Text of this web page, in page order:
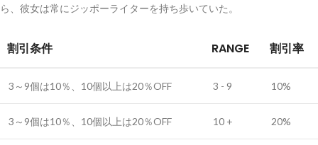
ら、彼女は常にジッポーライターを持ち歩いていた。
割引条件 RANGE 割引率
3～9個は10％、10個以上は20％OFF 3 - 9 10%
3～9個は10％、10個以上は20％OFF 10 + 20%